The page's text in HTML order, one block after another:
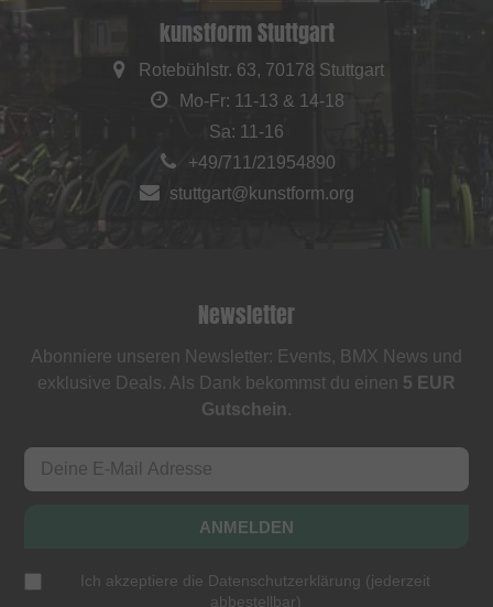
kunstform Stuttgart
Rotebühlstr. 63, 70178 Stuttgart
Mo-Fr: 11-13 & 14-18
Sa: 11-16
+49/711/21954890
stuttgart@kunstform.org
Newsletter
Abonniere unseren Newsletter: Events, BMX News und
exklusive Deals. Als Dank bekommst du einen 5 EUR
Gutschein.
ANMELDEN
Ich akzeptiere die Datenschutzerklärung (jederzeit
abbestellbar)